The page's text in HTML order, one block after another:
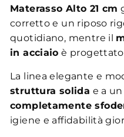
Materasso Alto 21 cm
corretto e un riposo
quotidiano, mentre il
in acciaio è
La linea elegante e
struttura solida e a un
completamente
igiene e affidabilità